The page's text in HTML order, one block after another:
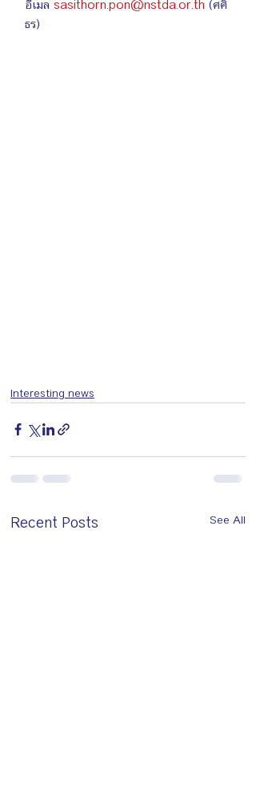
อีเมล sasithorn.pon@nstda.or.th (ศศิ
ธร)
Interesting news
Recent Posts See All